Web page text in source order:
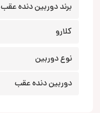
برند دوربین دنده
کلارو
نوع دوربین
دوربین دنده عقب